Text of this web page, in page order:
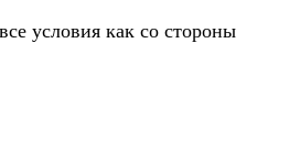
условия как со стороны